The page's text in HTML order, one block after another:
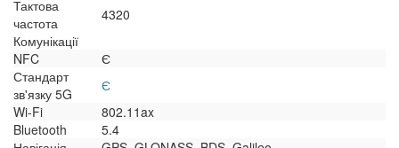
Тактова
частота
4320
Комунікації
NFC
Є
Стандарт
зв'язку 5G
Є
Wi-Fi
802.11ax
Bluetooth
5.4